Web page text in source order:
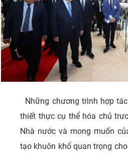
Những chương trình hợp
thiết thực cụ thể hóa chủ
Nhà nước và mong muốn
tạo khuôn khổ quan trọng